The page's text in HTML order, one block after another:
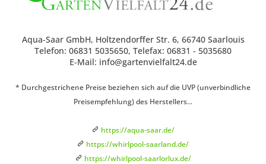
Aqua-Saar GmbH, Holtzendorffer Str. 6, 66740 Saarlouis
Telefon: 06831 5035650, Telefax: 06831 - 5035680
E-Mail: info@gartenvielfalt24.de
* Durchgestrichene Preise beziehen sich auf die UVP (unverbindliche
Preisempfehlung) des Herstellers...
https://aqua-saar.de/
https://whirlpool-saarland.de/
https://whirlpool-saarlorlux.de/